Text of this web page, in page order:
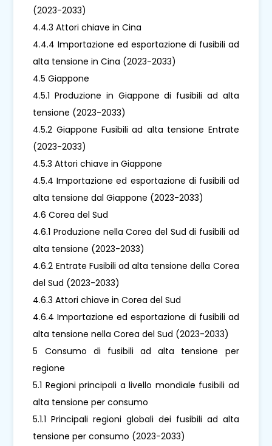
(2023-2033)
4.4.3 Attori chiave in Cina
4.4.4 Importazione ed esportazione di fusibili ad
alta tensione in Cina (2023-2033)
4.5 Giappone
4.5.1 Produzione in Giappone di fusibili ad alta
tensione (2023-2033)
4.5.2 Giappone Fusibili ad alta tensione Entrate
(2023-2033)
4.5.3 Attori chiave in Giappone
4.5.4 Importazione ed esportazione di fusibili ad
alta tensione dal Giappone (2023-2033)
4.6 Corea del Sud
4.6.1 Produzione nella Corea del Sud di fusibili ad
alta tensione (2023-2033)
4.6.2 Entrate Fusibili ad alta tensione della Corea
del Sud (2023-2033)
4.6.3 Attori chiave in Corea del Sud
4.6.4 Importazione ed esportazione di fusibili ad
alta tensione nella Corea del Sud (2023-2033)
5 Consumo di fusibili ad alta tensione per
regione
5.1 Regioni principali a livello mondiale fusibili ad
alta tensione per consumo
5.1.1 Principali regioni globali dei fusibili ad alta
tensione per consumo (2023-2033)